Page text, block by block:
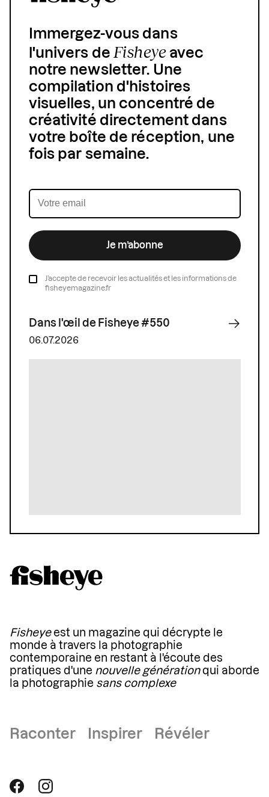
Immergez-vous dans
l'univers de Fisheyeavec
notre newsletter. Une
compilation d'histoires
visuelles, un concentré de
créativité directement dans
votre boîte de réception, une
fois par semaine.
Je m’abonne
J’accepte de recevoir les actualités et les informations de
fisheyemagazine.fr
Dans l'œil de Fisheye #550
06.07.2026
Fisheyeest un magazine qui décrypte le
monde à travers la photographie
contemporaine en restant à l'écoute des
pratiques d'une nouvelle générationqui aborde
la photographie sans complexe
Raconter Inspirer Révéler